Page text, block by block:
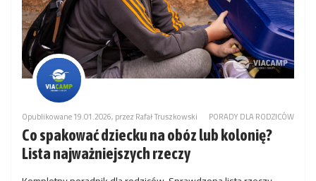
Opublikowane 19.01.2026, przez Rafał Truszkowski PORADY DLA RODZICÓW
Co spakować dziecku na obóz lub kolonię?
Lista najważniejszych rzeczy